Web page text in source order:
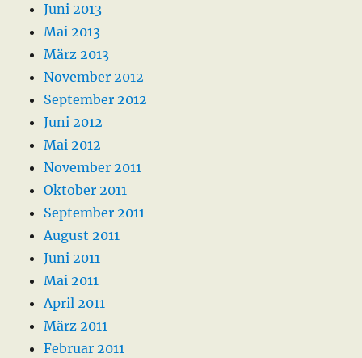
Juni 2013
Mai 2013
März 2013
November 2012
September 2012
Juni 2012
Mai 2012
November 2011
Oktober 2011
September 2011
August 2011
Juni 2011
Mai 2011
April 2011
März 2011
Februar 2011